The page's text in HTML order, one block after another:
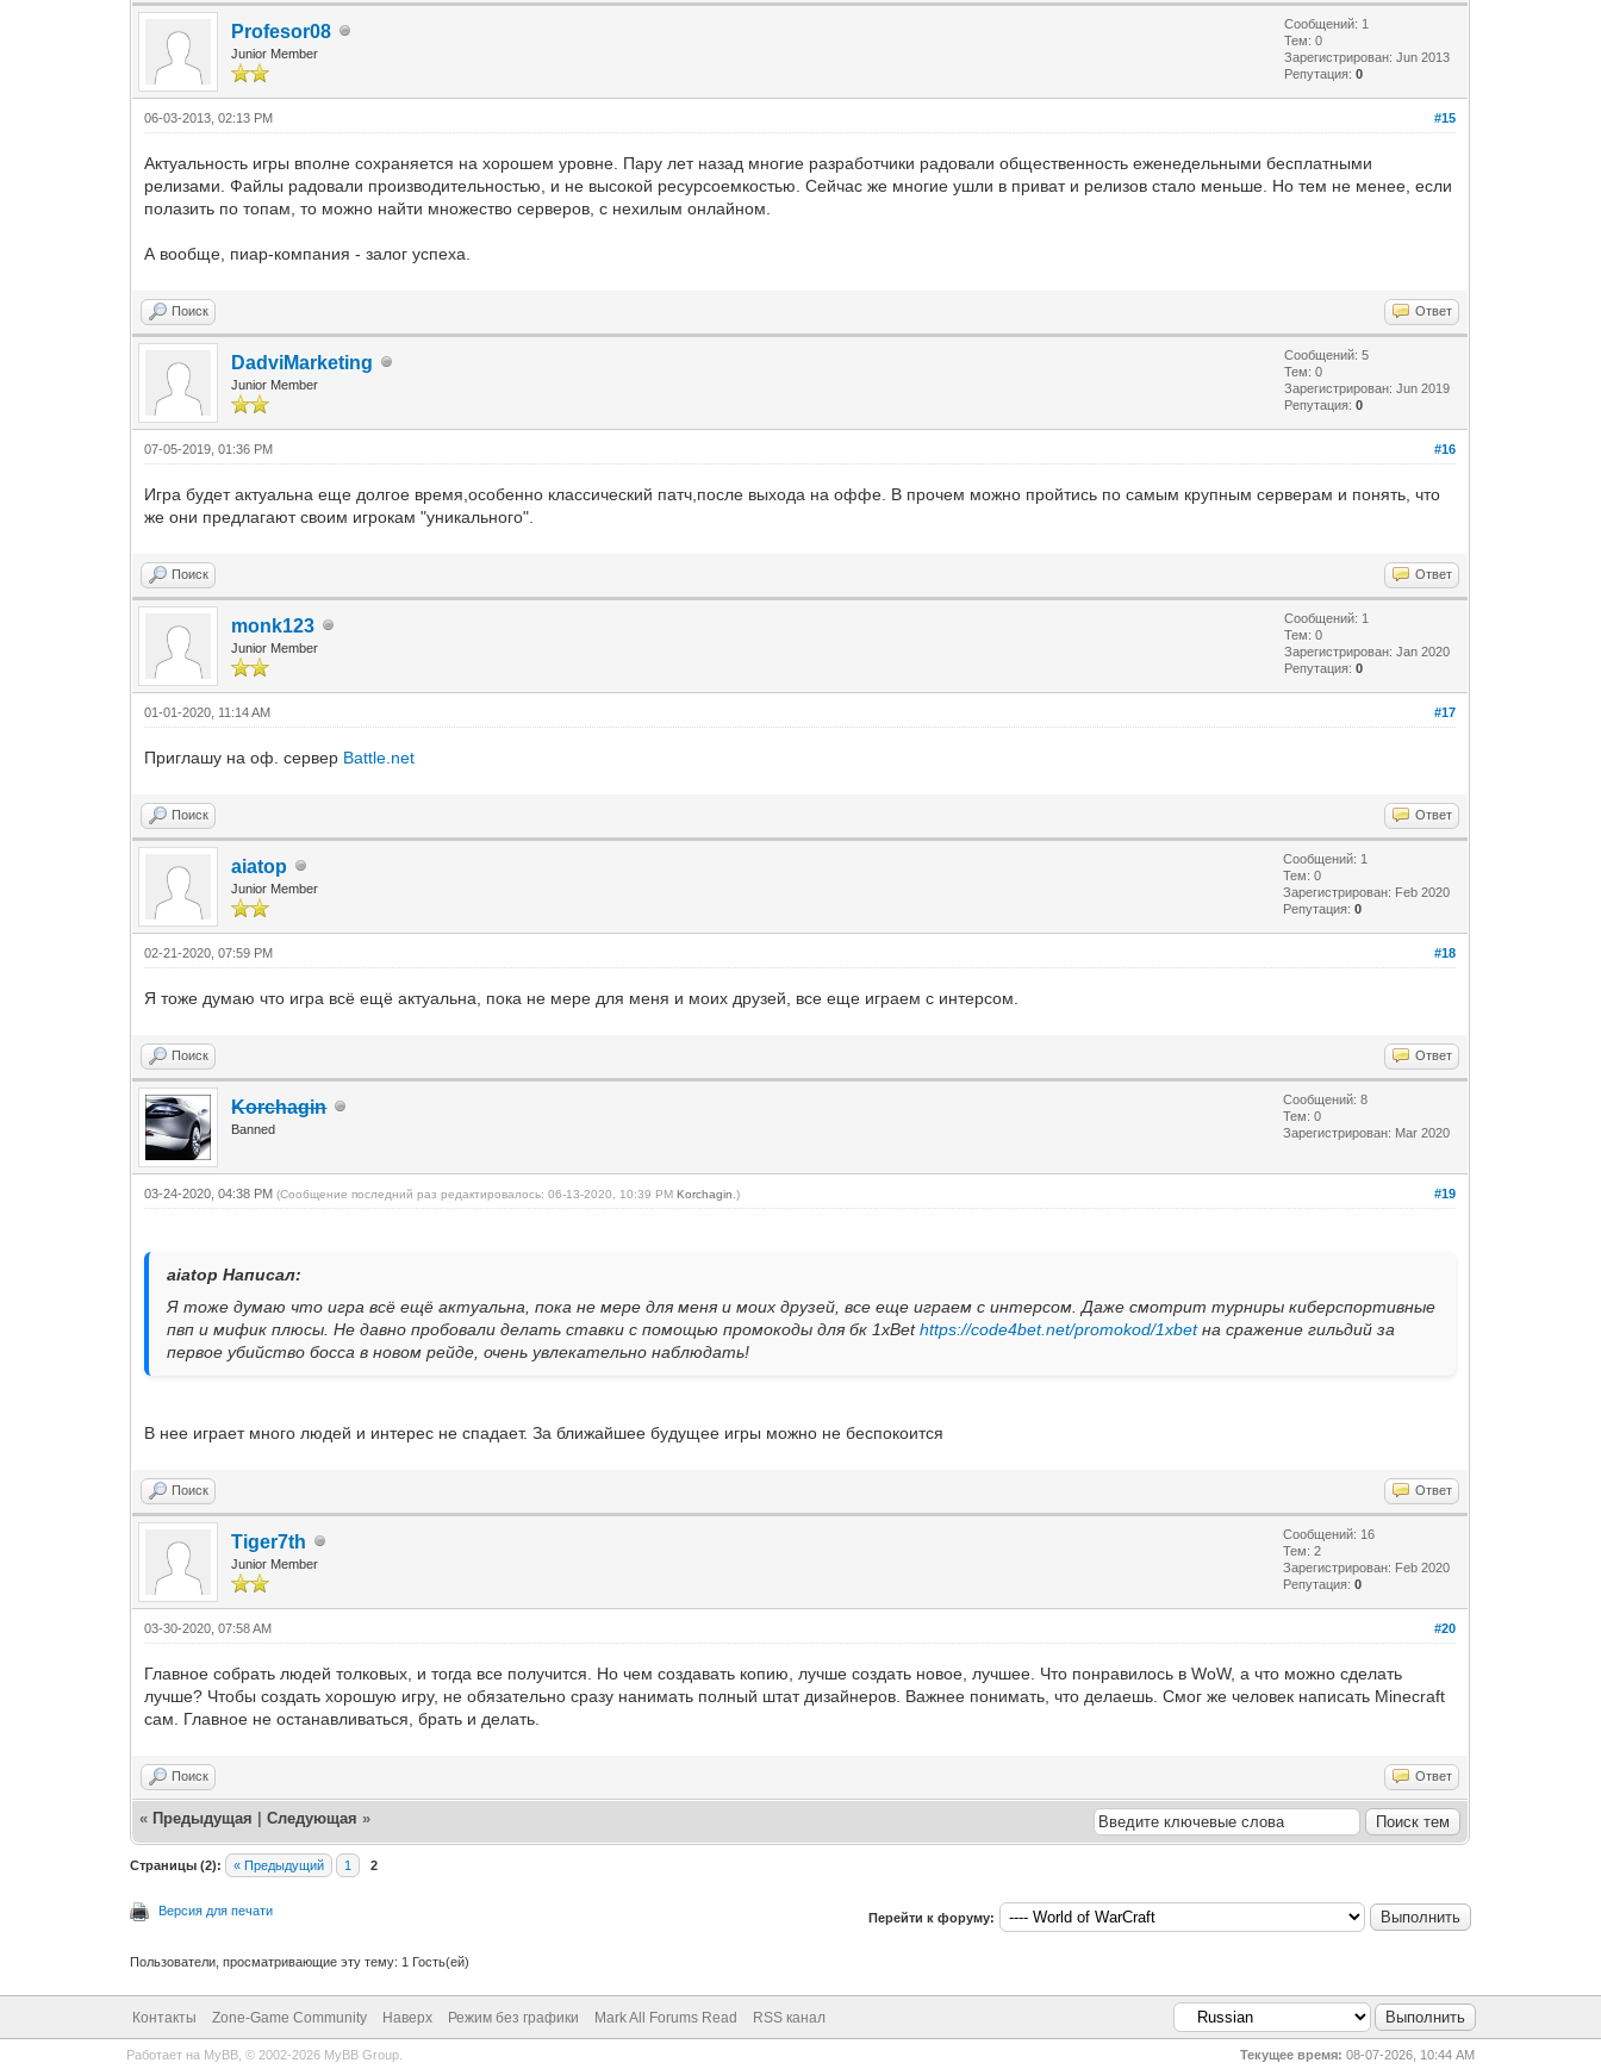
Profesor08
Junior Member
Сообщений: 1
Тем: 0
Зарегистрирован: Jun 2013
Репутация:0
#15
06-03-2013, 02:13 PM
Актуальность игры вполне сохраняется на хорошем уровне. Пару лет назад многие разработчики радовали общественность еженедельными бесплатными
релизами. Файлы радовали производительностью, и не высокой ресурсоемкостью. Сейчас же многие ушли в приват и релизов стало меньше. Но тем не менее, если
полазить по топам, то можно найти множество серверов, с нехилым онлайном.
А вообще, пиар-компания - залог успеха.
Поиск Ответ
DadviMarketing
Junior Member
Сообщений: 5
Тем: 0
Зарегистрирован: Jun 2019
Репутация:0
#16
07-05-2019, 01:36 PM
Игра будет актуальна еще долгое время,особенно классический патч,после выхода на оффе. В прочем можно пройтись по самым крупным серверам и понять, что
же они предлагают своим игрокам "уникального".
Поиск Ответ
monk123
Junior Member
Сообщений: 1
Тем: 0
Зарегистрирован: Jan 2020
Репутация:0
#17
01-01-2020, 11:14 AM
Приглашу на оф. сервер Battle.net
Поиск Ответ
aiatop
Junior Member
Сообщений: 1
Тем: 0
Зарегистрирован: Feb 2020
Репутация:0
#18
02-21-2020, 07:59 PM
Я тоже думаю что игра всё ещё актуальна, пока не мере для меня и моих друзей, все еще играем с интерсом.
Поиск Ответ
Korchagin
Banned
Сообщений: 8
Тем: 0
Зарегистрирован: Mar 2020
#19
03-24-2020, 04:38 PM(Сообщение последний раз редактировалось: 06-13-2020, 10:39 PMKorchagin .)
aiatop Написал:
Я тоже думаю что игра всё ещё актуальна, пока не мере для меня и моих друзей, все еще играем с интерсом. Даже смотрит турниры киберспортивные
пвп и мифик плюсы. Не давно пробовали делать ставки с помощью промокоды для бк 1xBethttps://code4bet.net/promokod/1xbetна сражение гильдий за
первое убийство босса в новом рейде, очень увлекательно наблюдать!
В нее играет много людей и интерес не спадает. За ближайшее будущее игры можно не беспокоится
Поиск Ответ
Tiger7th
Junior Member
Сообщений: 16
Тем: 2
Зарегистрирован: Feb 2020
Репутация:0
#20
03-30-2020, 07:58 AM
Главное собрать людей толковых, и тогда все получится. Но чем создавать копию, лучше создать новое, лучшее. Что понравилось в WoW, а что можно сделать
лучше? Чтобы создать хорошую игру, не обязательно сразу нанимать полный штат дизайнеров. Важнее понимать, что делаешь. Смог же человек написать Minecraft
сам. Главное не останавливаться, брать и делать.
Поиск Ответ
« Предыдущая |Следующая»
Страницы (2): « Предыдущий 1 2
Версия для печати Перейти к форуму:
Пользователи, просматривающие эту тему: 1 Гость(ей)
Контакты Zone-Game Community Наверх Режим без графики Mark All Forums Read RSS канал
Текущее время: 08-07-2026, 10:44 AM
Работает на MyBB, © 2002-2026 MyBB Group.